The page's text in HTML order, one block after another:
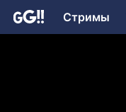
Стримы